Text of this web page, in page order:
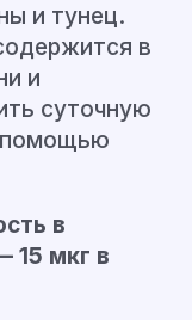
и тунец.
в
и
суточную
помощью
в
15 мкг в